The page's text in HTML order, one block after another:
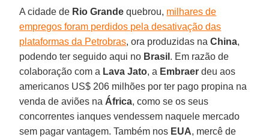
A cidade de Rio Grande quebrou, milhares de
empregos foram perdidos pela desativação das
plataformas da Petrobras, ora produzidas naChina,
podendo ter seguido aqui no Brasil . Em razão de
colaboração com a Lava Jato, a Embraer deu aos
americanos US$ 206 milhões por ter pago propina na
venda de aviões na África, como se os seus
concorrentes ianques vendessem naquele mercado
sem pagar vantagem. Também nos EUA, mercê de